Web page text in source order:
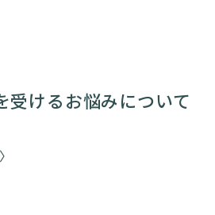
けるお悩みについて